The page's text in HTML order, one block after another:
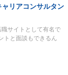
ャリアコンサルタン
職サイトとして有名で
トと面談もできるん